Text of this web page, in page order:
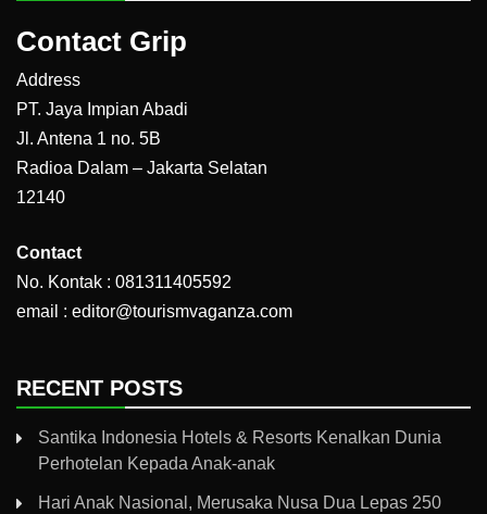
Contact Grip
Address
PT. Jaya Impian Abadi
Jl. Antena 1 no. 5B
Radioa Dalam – Jakarta Selatan
12140
Contact
No. Kontak : 081311405592
email : editor@tourismvaganza.com
RECENT POSTS
Santika Indonesia Hotels & Resorts Kenalkan Dunia
Perhotelan Kepada Anak-anak
Hari Anak Nasional, Merusaka Nusa Dua Lepas 250